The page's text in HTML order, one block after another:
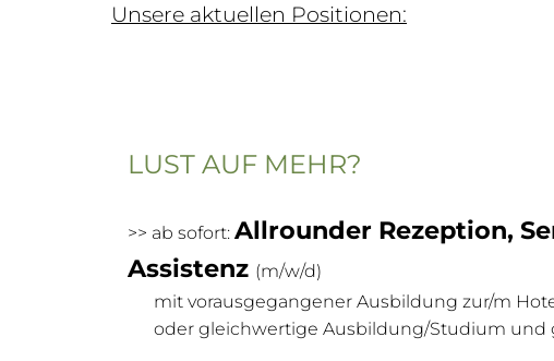
Unsere aktuellen Positionen:
LUST AUF MEHR?
>> ab sofort: Allrounder Rezeption,
Assistenz (m/w/d)
mit vorausgegangener Ausbildung zur/m
oder gleichwertige Ausbildung/Studium und